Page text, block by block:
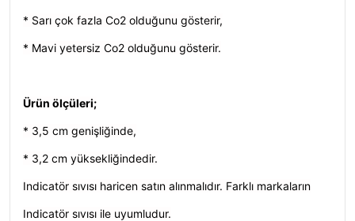
* Sarı çok fazla Co2 olduğunu gösterir,
* Mavi yetersiz Co2 olduğunu gösterir.
Ürün ölçüleri;
* 3,5 cm genişliğinde,
* 3,2 cm yüksekliğindedir.
Indicatör sıvısı haricen satın alınmalıdır. Farklı markaların
Indicatör sıvısı ile uyumludur.